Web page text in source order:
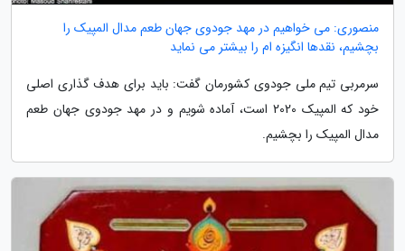
منصوری: می خواهیم در مهد جودوی جهان طعم مدال المپیک را
بچشیم، نقدها انگیزه ام را بیشتر می نماید
سرمربی تیم ملی جودوی کشورمان گفت: باید برای هدف گذاری اصلی
خود که المپیک 2020 است، آماده شویم و در مهد جودوی جهان طعم
مدال المپیک را بچشیم.